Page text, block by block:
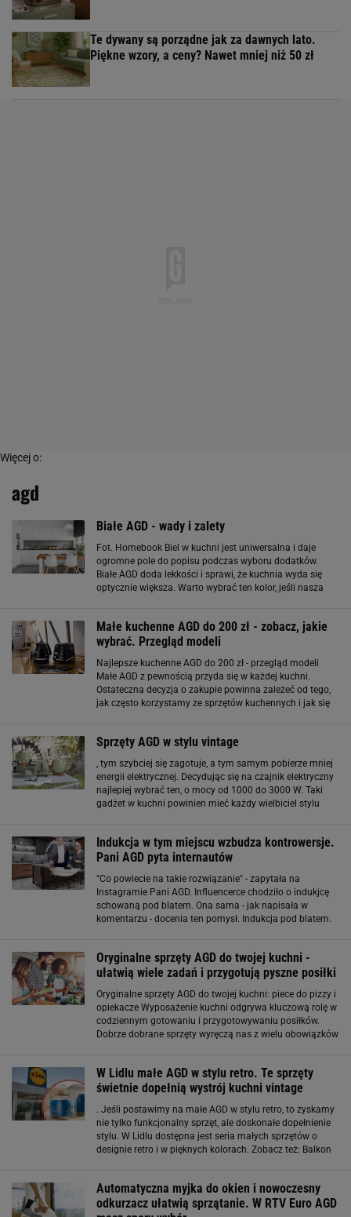
Te dywany są porządne jak za dawnych lato.
Piękne wzory, a ceny? Nawet mniej niż 50 zł
Więcej o:
agd
Białe AGD - wady i zalety
Fot. Homebook Biel w kuchni jest uniwersalna i daje
ogromne pole do popisu podczas wyboru dodatków.
Białe AGD doda lekkości i sprawi, że kuchnia wyda się
optycznie większa. Warto wybrać ten kolor, jeśli nasza
Małe kuchenne AGD do 200 zł - zobacz, jakie
wybrać. Przegląd modeli
Najlepsze kuchenne AGD do 200 zł - przegląd modeli
Małe AGD z pewnością przyda się w każdej kuchni.
Ostateczna decyzja o zakupie powinna zależeć od tego,
jak często korzystamy ze sprzętów kuchennych i jak się
Sprzęty AGD w stylu vintage
, tym szybciej się zagotuje, a tym samym pobierze mniej
energii elektrycznej. Decydując się na czajnik elektryczny
najlepiej wybrać ten, o mocy od 1000 do 3000 W. Taki
gadżet w kuchni powinien mieć każdy wielbiciel stylu
Indukcja w tym miejscu wzbudza kontrowersje.
Pani AGD pyta internautów
"Co powiecie na takie rozwiązanie" - zapytała na
Instagramie Pani AGD. Influencerce chodziło o indukjcę
schowaną pod blatem. Ona sama - jak napisała w
komentarzu - docenia ten pomysł. Indukcja pod blatem.
Oryginalne sprzęty AGD do twojej kuchni -
ułatwią wiele zadań i przygotują pyszne posiłki
Oryginalne sprzęty AGD do twojej kuchni: piece do pizzy i
opiekacze Wyposażenie kuchni odgrywa kluczową rolę w
codziennym gotowaniu i przygotowywaniu posiłków.
Dobrze dobrane sprzęty wyręczą nas z wielu obowiązków
W Lidlu małe AGD w stylu retro. Te sprzęty
świetnie dopełnią wystrój kuchni vintage
. Jeśli postawimy na małe AGD w stylu retro, to zyskamy
nie tylko funkcjonalny sprzęt, ale doskonałe dopełnienie
stylu. W Lidlu dostępna jest seria małych sprzętów o
designie retro i w pięknych kolorach. Zobacz też: Balkon
Automatyczna myjka do okien i nowoczesny
odkurzacz ułatwią sprzątanie. W RTV Euro AGD